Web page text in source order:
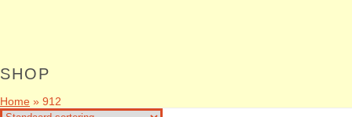
SHOP
Home » 912